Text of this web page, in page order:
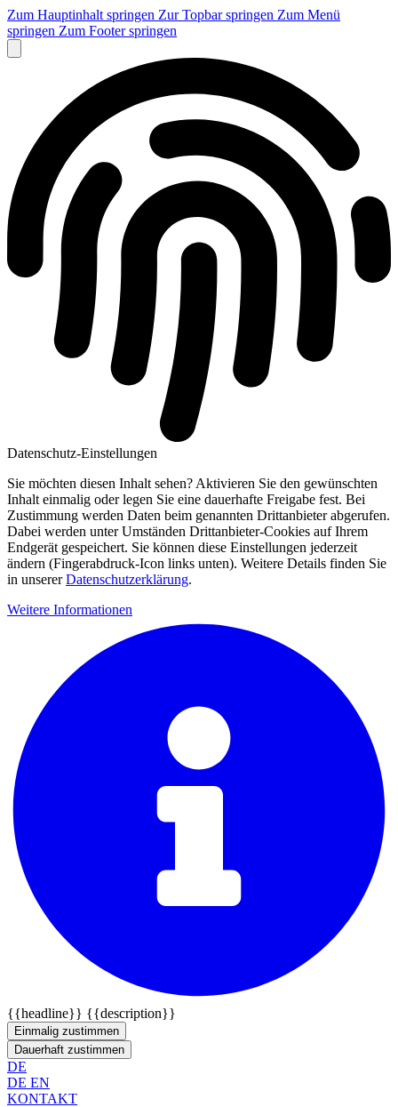
Zum Hauptinhalt springen Zur Topbar springen Zum Menü
springen Zum Footer springen
Datenschutz-Einstellungen
Sie möchten diesen Inhalt sehen? Aktivieren Sie den gewünschten
Inhalt einmalig oder legen Sie eine dauerhafte Freigabe fest. Bei
Zustimmung werden Daten beim genannten Drittanbieter abgerufen.
Dabei werden unter Umständen Drittanbieter-Cookies auf Ihrem
Endgerät gespeichert. Sie können diese Einstellungen jederzeit
ändern (Fingerabdruck-Icon links unten). Weitere Details finden Sie
in unsererDatenschutzerklärung.
Weitere Informationen
{{headline}} {{description}}
Einmalig zustimmen
Dauerhaft zustimmen
DE
DE EN
KONTAKT